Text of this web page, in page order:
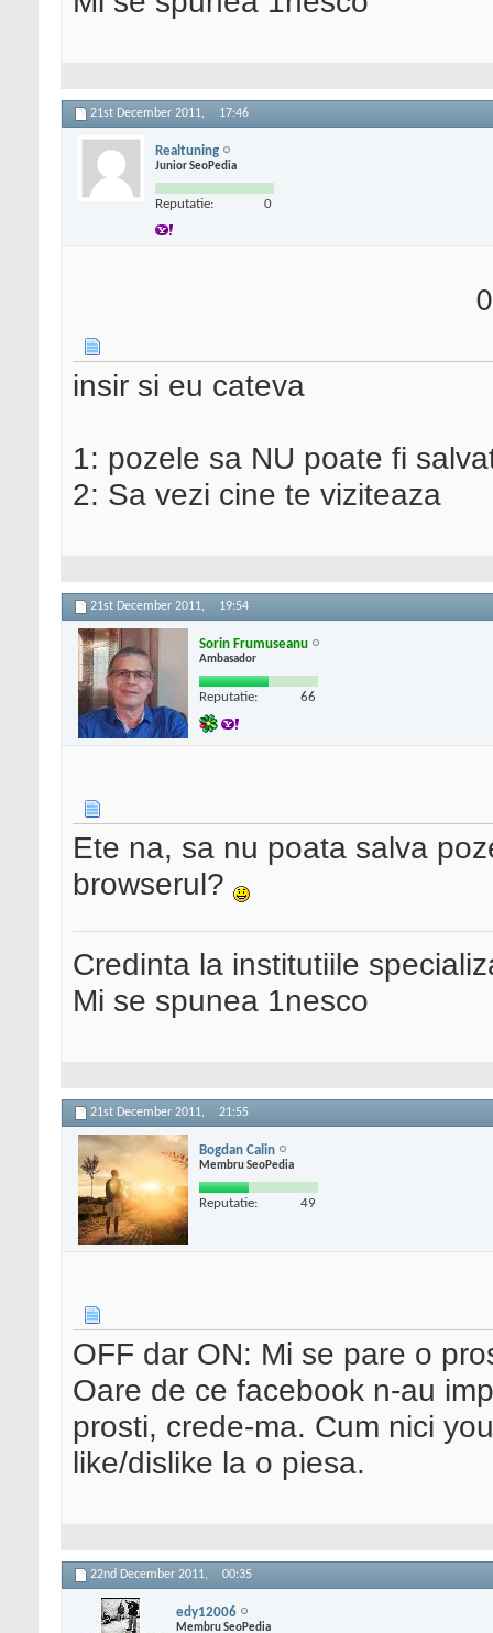
21st December 2011, 17:46
Realtuning
Junior SeoPedia
Reputatie: 0
insir si eu cateva
1: pozele sa NU poate fi
2: Sa vezi cine te viziteaza
21st December 2011, 19:54
Sorin Frumuseanu
Ambasador
Reputatie: 66
Ete na, sa nu poata salva
browserul?
Credinta la institutiile
Mi se spunea 1nesco
21st December 2011, 21:55
Bogdan Calin
Membru SeoPedia
Reputatie: 49
OFF dar ON: Mi se pare o
Oare de ce facebook n-au
prosti, crede-ma. Cum nici
like/dislike la o piesa.
22nd December 2011, 00:35
edy12006
Membru SeoPedia